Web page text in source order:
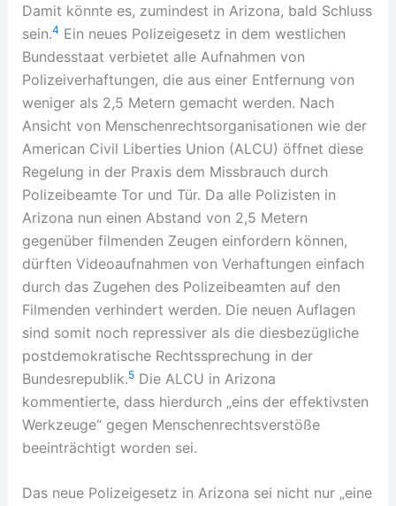
Damit könnte es, zumindest in Arizona, bald Schluss
sein.4 Ein neues Polizeigesetz in dem westlichen
Bundesstaat verbietet alle Aufnahmen von
Polizeiverhaftungen, die aus einer Entfernung von
weniger als 2,5 Metern gemacht werden. Nach
Ansicht von Menschenrechtsorganisationen wie der
American Civil Liberties Union (ALCU) öffnet diese
Regelung in der Praxis dem Missbrauch durch
Polizeibeamte Tor und Tür. Da alle Polizisten in
Arizona nun einen Abstand von 2,5 Metern
gegenüber filmenden Zeugen einfordern können,
dürften Videoaufnahmen von Verhaftungen einfach
durch das Zugehen des Polizeibeamten auf den
Filmenden verhindert werden. Die neuen Auflagen
sind somit noch repressiver als die diesbezügliche
postdemokratische Rechtssprechung in der
Bundesrepublik.5Die ALCU in Arizona
kommentierte, dass hierdurch „eins der effektivsten
Werkzeuge“ gegen Menschenrechtsverstöße
beeinträchtigt worden sei.
Das neue Polizeigesetz in Arizona sei nicht nur „eine